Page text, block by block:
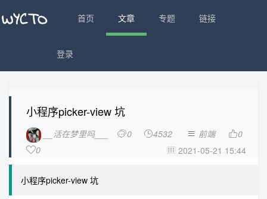
首页 文章 专题 链接
登录
小程序picker-view 坑
__活在梦里吗___ 0 4532  前端 0
0  2021-05-21 15:44
小程序picker-view 坑